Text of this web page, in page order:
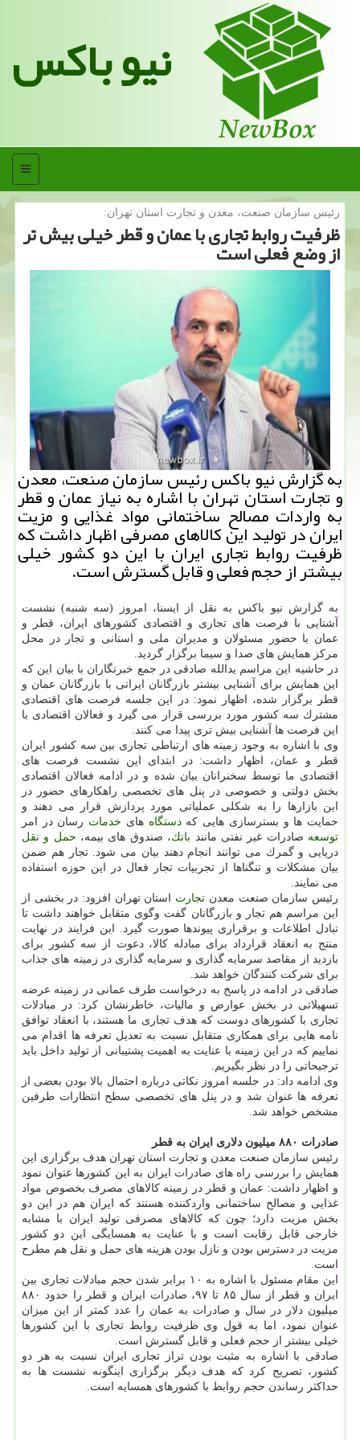
نیو باکس
منو
رئیس سازمان صنعت، معدن و تجارت استان تهران:
ظرفیت روابط تجاری با عمان و قطر خیلی بیش تر
از وضع فعلی است
به گزارش نیو باكس رئیس سازمان صنعت، معدن
و تجارت استان تهران با اشاره به نیاز عمان و قطر
به واردات مصالح ساختمانی مواد غذایی و مزیت
ایران در تولید این كالاهای مصرفی اظهار داشت كه
ظرفیت روابط تجاری ایران با این دو كشور خیلی
بیشتر از حجم فعلی و قابل گسترش است.
به گزارش نیو باكس به نقل از ایسنا، امروز (سه شنبه) نشست
آشنایی با فرصت های تجاری و اقتصادی كشورهای ایران، قطر و
عمان با حضور مسئولان و مدیران ملی و استانی و تجار در محل
مركز همایش های صدا و سیما برگزار گردید.
در حاشیه این مراسم یدالله صادقی در جمع خبرنگاران با بیان این كه
این همایش برای آشنایی بیشتر بازرگانان ایرانی با بازرگانان عمان و
قطر برگزار شده، اظهار نمود: در این جلسه فرصت های اقتصادی
مشترك سه كشور مورد بررسی قرار می گیرد و فعالان اقتصادی با
این فرصت ها آشنایی بیش تری پیدا می كنند.
وی با اشاره به وجود زمینه های ارتباطی تجاری بین سه كشور ایران
قطر و عمان، اظهار داشت: در ابتدای این نشست فرصت های
اقتصادی ما توسط سخنرانان بیان شده و در ادامه فعالان اقتصادی
بخش دولتی و خصوصی در پنل های تخصصی راهكارهای حضور در
این بازارها را به شكلی عملیاتی مورد پردازش قرار می دهند و
حمایت ها و بسترسازی هایی كهدستگاه های خدمات رسان در امر
توسعه صادرات غیر نفتی مانند بانك، صندوق های بیمه، حمل و نقل
دریایی و گمرك می توانند انجام دهند بیان می شود. تجار هم ضمن
بیان مشكلات و تنگناها از تجربیات تجار فعال در این حوزه استفاده
می نمایند.
رئیس سازمان صنعت معدن تجارت استان تهران افزود: در بخشی از
این مراسم هم تجار و بازرگانان گفت وگوی متقابل خواهند داشت تا
تبادل اطلاعات و برقراری پیوندها صورت گیرد. این فرایند در نهایت
منتج به انعقاد قرارداد برای مبادله كالا، دعوت از سه كشور برای
بازدید از مقاصد سرمایه گذاری و سرمایه گذاری در زمینه های جذاب
برای شركت كنندگان خواهد شد.
صادقی در ادامه در پاسخ به درخواست طرف عمانی در زمینه عرضه
تسهیلاتی در بخش عوارض و مالیات، خاطرنشان كرد: در مبادلات
تجاری با كشورهای دوست كه هدف تجاری ما هستند، با انعقاد توافق
نامه هایی برای همكاری متقابل نسبت به تعدیل تعرفه ها اقدام می
نماییم كه در این زمینه با عنایت به اهمیت پشتیبانی از تولید داخل باید
ترجیحاتی را در نظر بگیریم.
وی ادامه داد: در جلسه امروز نكاتی درباره احتمال بالا بودن بعضی از
تعرفه ها عنوان شد و در پنل های تخصصی سطح انتظارات طرفین
مشخص خواهد شد.
صادرات ۸۸۰ میلیون دلاری ایران به قطر
رئیس سازمان صنعت معدن و تجارت استان تهران هدف برگزاری این
همایش را بررسی راه های صادرات ایران به این كشورها عنوان نمود
و اظهار داشت: عمان و قطر در زمینه كالاهای مصرف بخصوص مواد
غذایی و مصالح ساختمانی واردكننده هستند كه ایران هم در این دو
بخش مزیت دارد؛ چون كه كالاهای مصرفی تولید ایران با مشابه
خارجی قابل رقابت است و با عنایت به همسایگی این دو كشور
مزیت در دسترس بودن و نازل بودن هزینه های حمل و نقل هم مطرح
است.
این مقام مسئول با اشاره به ۱۰ برابر شدن حجم مبادلات تجاری بین
ایران و قطر از سال ۸۵ تا ۹۷، صادرات ایران و قطر را حدود ۸۸۰
میلیون دلار در سال و صادرات به عمان را عدد كمتر از این میزان
عنوان نمود، اما به قول وی ظرفیت روابط تجاری با این كشورها
خیلی بیشتر از حجم فعلی و قابل گسترش است.
صادقی با اشاره به مثبت بودن تراز تجاری ایران نسبت به هر دو
كشور، تصریح كرد كه هدف دیگر برگزاری اینگونه نشست ها به
حداكثر رساندن حجم روابط با كشورهای همسایه است.